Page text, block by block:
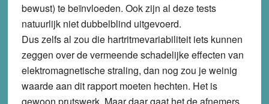
bewust) te beïnvloeden. Ook zijn al deze tests
natuurlijk niet dubbelblind uitgevoerd.
Dus zelfs al zou die hartritmevariabiliteit iets kunnen
zeggen over de vermeende schadelijke effecten van
elektromagnetische straling, dan nog zou je weinig
waarde aan dit rapport moeten hechten. Het is
gewoon prutswerk. Maar daar gaat het de afnemers